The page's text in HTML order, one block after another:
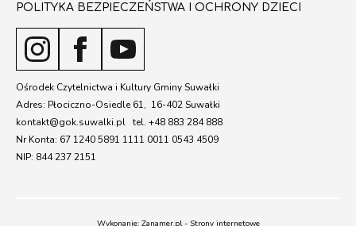
POLITYKA BEZPIECZEŃSTWA I OCHRONY DZIECI
Ośrodek Czytelnictwa i Kultury Gminy Suwałki
Adres: Płociczno-Osiedle 61, 16-402 Suwałki
kontakt@gok.suwalki.pl tel. +48 883 284 888
Nr Konta: 67 1240 5891 1111 0011 0543 4509
NIP: 844 237 2151
Wykonanie: Zanamer.pl - Strony internetowe